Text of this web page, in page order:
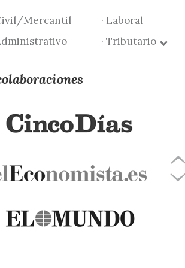
Mercantil
· Laboral
· Tributario